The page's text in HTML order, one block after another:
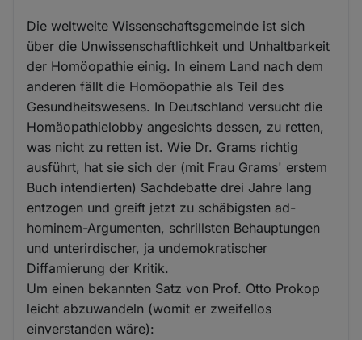
Die weltweite Wissenschaftsgemeinde ist sich
über die Unwissenschaftlichkeit und Unhaltbarkeit
der Homöopathie einig. In einem Land nach dem
anderen fällt die Homöopathie als Teil des
Gesundheitswesens. In Deutschland versucht die
Homäopathielobby angesichts dessen, zu retten,
was nicht zu retten ist. Wie Dr. Grams richtig
ausführt, hat sie sich der (mit Frau Grams' erstem
Buch intendierten) Sachdebatte drei Jahre lang
entzogen und greift jetzt zu schäbigsten ad-
hominem-Argumenten, schrillsten Behauptungen
und unterirdischer, ja undemokratischer
Diffamierung der Kritik.
Um einen bekannten Satz von Prof. Otto Prokop
leicht abzuwandeln (womit er zweifellos
einverstanden wäre):